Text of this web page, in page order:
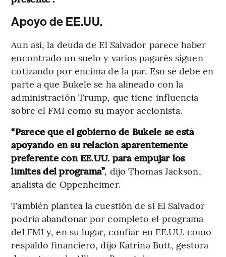
Apoyo de EE.UU.
Aun así, la deuda de El Salvador parece haber
encontrado un suelo y varios pagarés siguen
cotizando por encima de la par. Eso se debe en
parte a que Bukele se ha alineado con la
administración Trump, que tiene influencia
sobre el FMI como su mayor accionista.
“Parece que el gobierno de Bukele se está
apoyando en su relación aparentemente
preferente con EE.UU. para empujar los
límites del programa”, dijo Thomas Jackson,
analista de Oppenheimer.
También plantea la cuestión de si El Salvador
podría abandonar por completo el programa
del FMI y, en su lugar, confiar en EE.UU. como
respaldo financiero, dijo Katrina Butt, gestora